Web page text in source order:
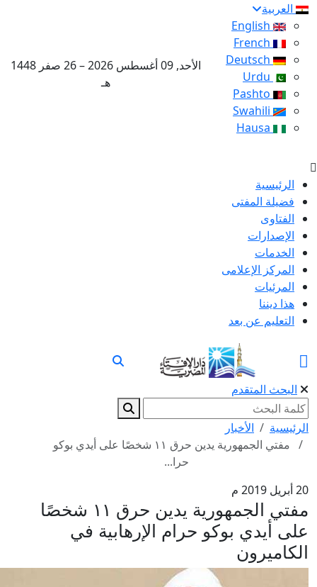
العربية
English
French
Deutsch
Pashto
Swahili
Hausa
الأحد, 09 أغسطس 2026 – 26 صفر 1448
هـ
الرئيسية
فضيلة المفتى
الفتاوى
الإصدارات
الخدمات
المركز الإعلامى
المرئيات
هذا ديننا
التعليم عن بعد
البحث المتقدم
الرئيسية
الأخبار
مفتي الجمهورية يدين حرق ١١ شخصًا على أيدي بوكو
حرا...
20 أبريل 2019 م
مفتي الجمهورية يدين حرق ١١ شخصًا
على أيدي بوكو حرام الإرهابية في
الكاميرون